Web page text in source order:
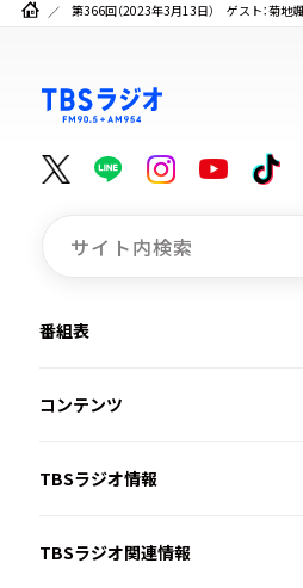
第366回（2023年3月13日） ゲスト：菊地
番組表
コンテンツ
TBSラジオ情報
TBSラジオ関連情報